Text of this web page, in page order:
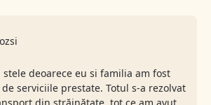
deoarece eu si familia am fost
serviciile prestate. Totul s-a rezolvat